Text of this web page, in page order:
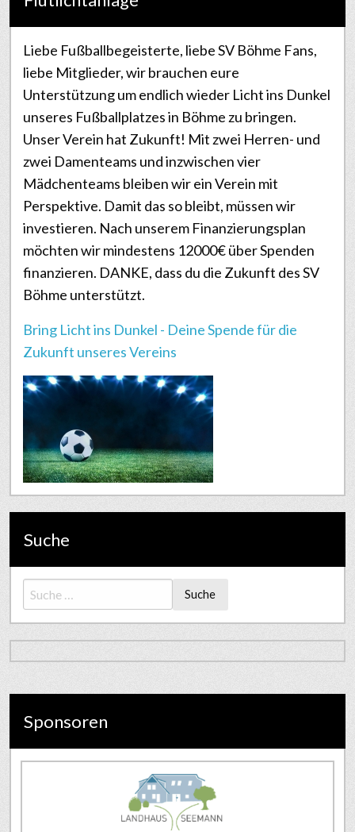
Liebe Fußballbegeisterte, liebe SV Böhme Fans,
liebe Mitglieder, wir brauchen eure
Unterstützung um endlich wieder Licht ins Dunkel
unseres Fußballplatzes in Böhme zu bringen.
Unser Verein hat Zukunft! Mit zwei Herren- und
zwei Damenteams und inzwischen vier
Mädchenteams bleiben wir ein Verein mit
Perspektive. Damit das so bleibt, müssen wir
investieren. Nach unserem Finanzierungsplan
möchten wir mindestens 12000€ über Spenden
finanzieren. DANKE, dass du die Zukunft des SV
Böhme unterstützt.
Bring Licht ins Dunkel - Deine Spende für die
Zukunft unseres Vereins
Suche
Suche
Sponsoren